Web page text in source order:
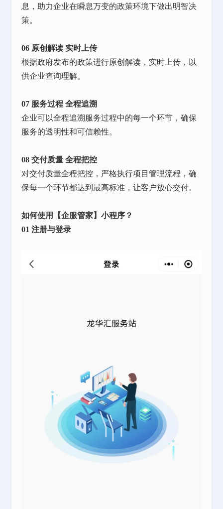
息，助力企业在瞬息万变的政策环境下做出明智决
策。
06 原创解读 实时上传
根据政府发布的政策进行原创解读，实时上传，以
供企业查询理解。
07 服务过程 全程追溯
企业可以全程追溯服务过程中的每一个环节，确保
服务的透明性和可信赖性。
08 交付质量 全程把控
对交付质量全程把控，严格执行项目管理流程，确
保每一个环节都达到最高标准，让客户放心交付。
如何使用【企服管家】小程序？
01 注册与登录